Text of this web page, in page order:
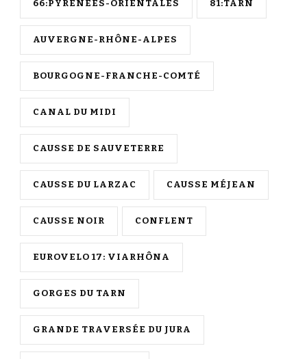
66:PYRÉNÉES-ORIENTALES 81:TARN
AUVERGNE-RHÔNE-ALPES
BOURGOGNE-FRANCHE-COMTÉ
CANAL DU MIDI
CAUSSE DE SAUVETERRE
CAUSSE DU LARZAC CAUSSE MÉJEAN
CAUSSE NOIR CONFLENT
EUROVELO 17: VIARHÔNA
GORGES DU TARN
GRANDE TRAVERSÉE DU JURA